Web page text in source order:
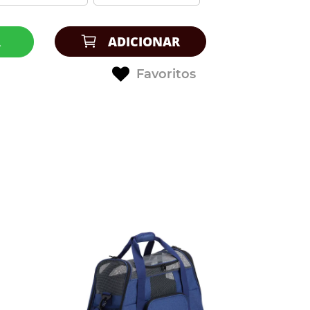
ADICIONAR
Favoritos